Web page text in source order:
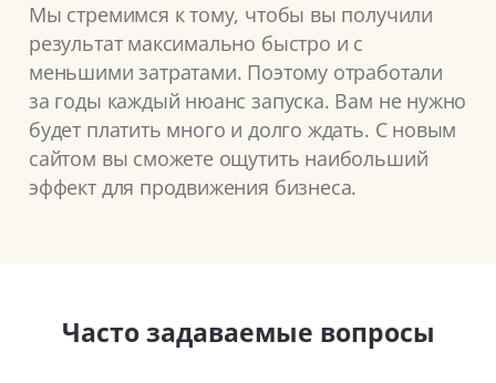
Мы стремимся к тому, чтобы вы получили
результат максимально быстро и с
меньшими затратами. Поэтому отработали
за годы каждый нюанс запуска. Вам не нужно
будет платить много и долго ждать. С новым
сайтом вы сможете ощутить наибольший
эффект для продвижения бизнеса.
Часто задаваемые вопросы